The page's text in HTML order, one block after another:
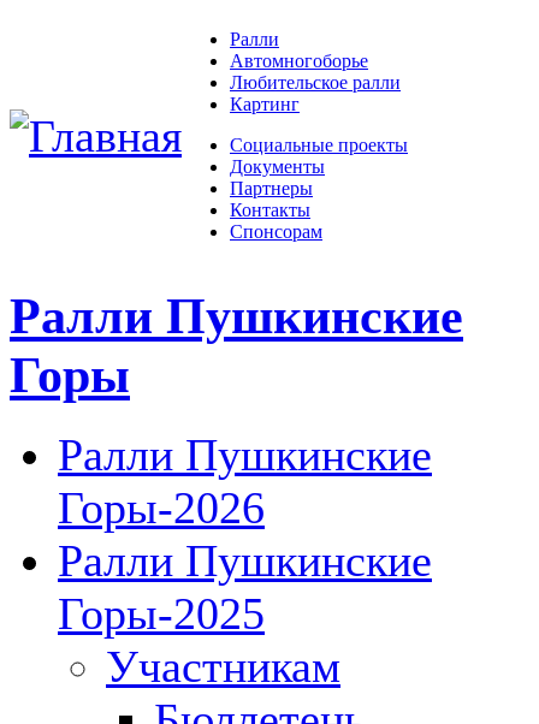
Ралли
Автомногоборье
Любительское ралли
Картинг
Социальные проекты
Документы
Партнеры
Контакты
Спонсорам
Ралли Пушкинские
Горы
Ралли Пушкинские
Горы-2026
Ралли Пушкинские
Горы-2025
Участникам